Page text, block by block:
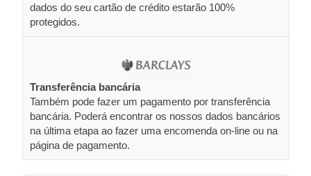
dados do seu cartão de crédito estarão 100%
protegidos.
Transferência bancária
Também pode fazer um pagamento por transferência
bancária. Poderá encontrar os nossos dados bancários
na última etapa ao fazer uma encomenda on-line ou na
página de pagamento.